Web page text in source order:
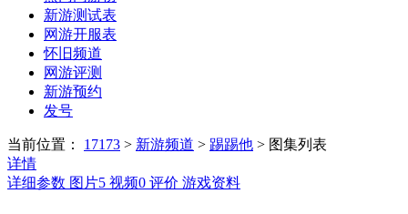
新游测试表
网游开服表
怀旧频道
网游评测
新游预约
发号
当前位置： 17173 > 新游频道 > 踢踢他 > 图集列表
详情
详细参数 图片5 视频0 评价 游戏资料